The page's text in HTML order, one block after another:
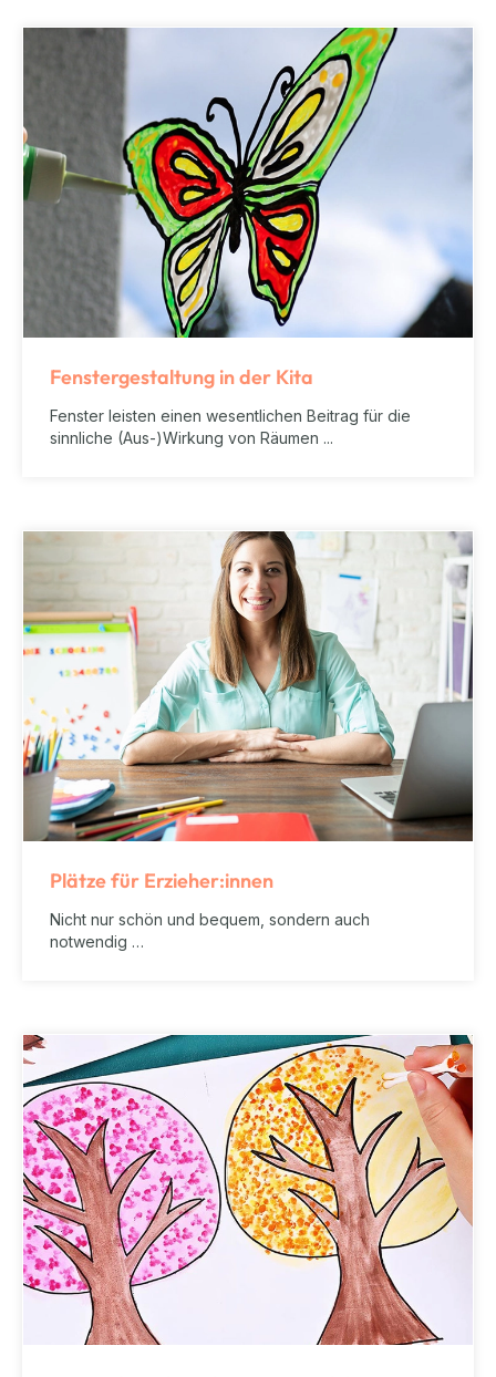
Fenstergestaltung in der Kita
Fenster leisten einen wesentlichen Beitrag für die
sinnliche (Aus-)Wirkung von Räumen ...
Plätze für Erzieher:innen
Nicht nur schön und bequem, sondern auch
notwendig …